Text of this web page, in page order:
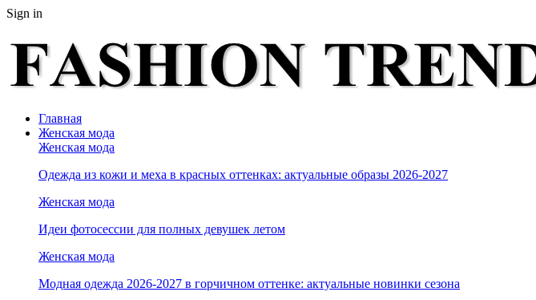
Sign in
Главная
Женская мода
Женская мода
Одежда из кожи и меха в красных оттенках: актуальные образы 2026-2027
Женская мода
Идеи фотосессии для полных девушек летом
Женская мода
Модная одежда 2026-2027 в горчичном оттенке: актуальные новинки сезона